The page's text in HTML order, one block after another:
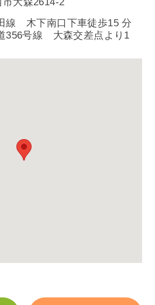
線 木下南口下車徒歩15 分
356号線 大森交差点より1